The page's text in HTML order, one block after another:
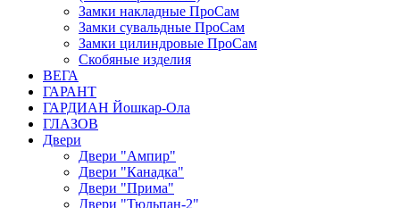
Замки накладные ПроСам
Замки сувальдные ПроСам
Замки цилиндровые ПроСам
Скобяные изделия
ВЕГА
ГАРАНТ
ГАРДИАН Йошкар-Ола
ГЛАЗОВ
Двери
Двери "Ампир"
Двери "Канадка"
Двери "Прима"
Двери "Тюльпан-2"